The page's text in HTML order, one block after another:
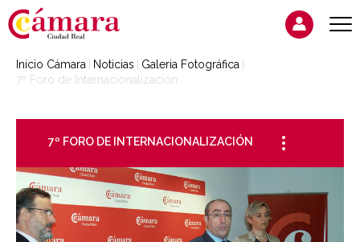
Inicio Cámara Noticias
Galeria Fotográfica
7º Foro de Internacionalización
7º FORO DE INTERNACIONALIZACIÓN